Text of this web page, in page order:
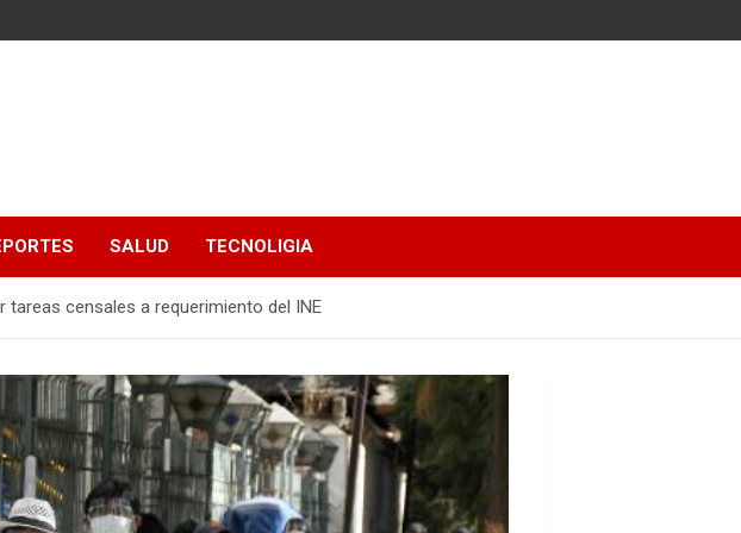
SALUD TECNOLIGIA
censales a requerimiento del INE